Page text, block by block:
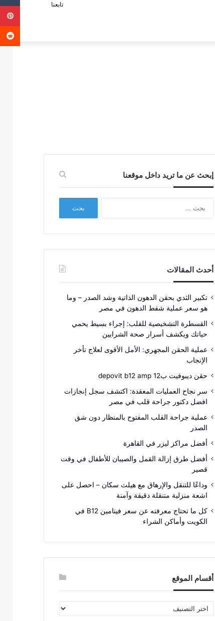
تابعنا
إبحث عن ما تريد داخل موقعنا
أحدث المقالات
تكبير الثدي بحقن الدهون الذاتية وشد الصدر – وما
هو سعر عملية شفط الدهون في مصر
القسطرة التشخيصية للقلب: إجراء بسيط يحمي
حياتك ويكشف أسرار صحة الشرايين
عملية الحقن المجهري: الأمل الأقوى لعلاج تأخر
الإنجاب
حقن ديبوفيت ب12 depovit b12 amp
سر نجاح العمليات المعقدة: اكتشف سجل إنجازات
افضل دكتور جراحة قلب في مصر
عملية جراحة القلب المفتوح بالمنظار دون شق
الصدر
أفضل مراكز ليزر في القاهرة
أفضل طرق إزالة القمل والصيبان للأطفال في وقت
قصير
وداعًا للتنقل والإرهاق مع هيلث سكان – احصل على
اشعة منزلية متنقلة دقيقة وآمنة
كل ما تحتاج معرفته عن سعر فيتامين B12 في
الكويت وأماكن الشراء
أقسام الموقع
أقسام
الموقع